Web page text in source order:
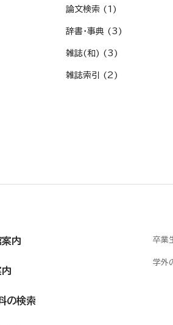
論文検索 (1)
辞書・事典 (3)
雑誌(和) (3)
雑誌索引 (2)
案内
の検索
卒業
学外